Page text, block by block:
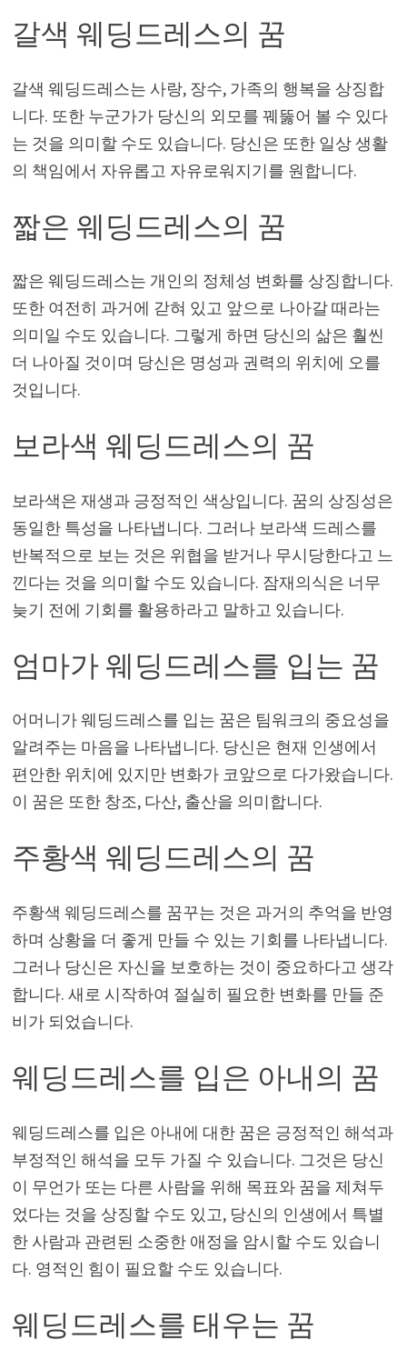
갈색 웨딩드레스의 꿈
갈색 웨딩드레스는 사랑, 장수, 가족의 행복을 상징합
니다. 또한 누군가가 당신의 외모를 꿰뚫어 볼 수 있다
는 것을 의미할 수도 있습니다. 당신은 또한 일상 생활
의 책임에서 자유롭고 자유로워지기를 원합니다.
짧은 웨딩드레스의 꿈
짧은 웨딩드레스는 개인의 정체성 변화를 상징합니다.
또한 여전히 과거에 갇혀 있고 앞으로 나아갈 때라는
의미일 수도 있습니다. 그렇게 하면 당신의 삶은 훨씬
더 나아질 것이며 당신은 명성과 권력의 위치에 오를
것입니다.
보라색 웨딩드레스의 꿈
보라색은 재생과 긍정적인 색상입니다. 꿈의 상징성은
동일한 특성을 나타냅니다. 그러나 보라색 드레스를
반복적으로 보는 것은 위협을 받거나 무시당한다고 느
낀다는 것을 의미할 수도 있습니다. 잠재의식은 너무
늦기 전에 기회를 활용하라고 말하고 있습니다.
엄마가 웨딩드레스를 입는 꿈
어머니가 웨딩드레스를 입는 꿈은 팀워크의 중요성을
알려주는 마음을 나타냅니다. 당신은 현재 인생에서
편안한 위치에 있지만 변화가 코앞으로 다가왔습니다.
이 꿈은 또한 창조, 다산, 출산을 의미합니다.
주황색 웨딩드레스의 꿈
주황색 웨딩드레스를 꿈꾸는 것은 과거의 추억을 반영
하며 상황을 더 좋게 만들 수 있는 기회를 나타냅니다.
그러나 당신은 자신을 보호하는 것이 중요하다고 생각
합니다. 새로 시작하여 절실히 필요한 변화를 만들 준
비가 되었습니다.
웨딩드레스를 입은 아내의 꿈
웨딩드레스를 입은 아내에 대한 꿈은 긍정적인 해석과
부정적인 해석을 모두 가질 수 있습니다. 그것은 당신
이 무언가 또는 다른 사람을 위해 목표와 꿈을 제쳐두
었다는 것을 상징할 수도 있고, 당신의 인생에서 특별
한 사람과 관련된 소중한 애정을 암시할 수도 있습니
다. 영적인 힘이 필요할 수도 있습니다.
웨딩드레스를 태우는 꿈